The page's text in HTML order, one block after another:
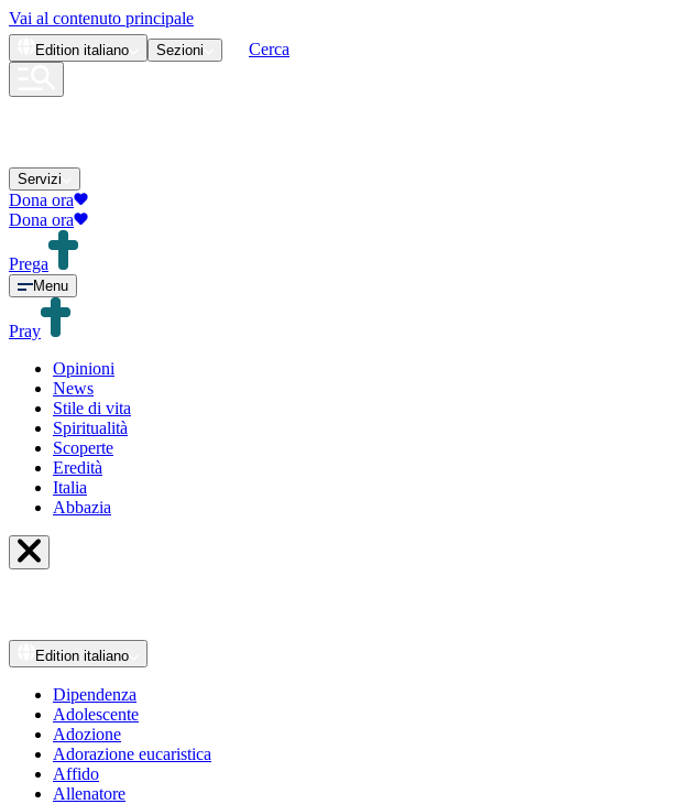
Vai al contenuto principale
Edition italiano Sezioni Cerca
Servizi
Dona ora
Dona ora
Prega
Menu
Pray
Opinioni
News
Stile di vita
Spiritualità
Scoperte
Eredità
Italia
Abbazia
Edition italiano
Dipendenza
Adolescente
Adozione
Adorazione eucaristica
Affido
Allenatore